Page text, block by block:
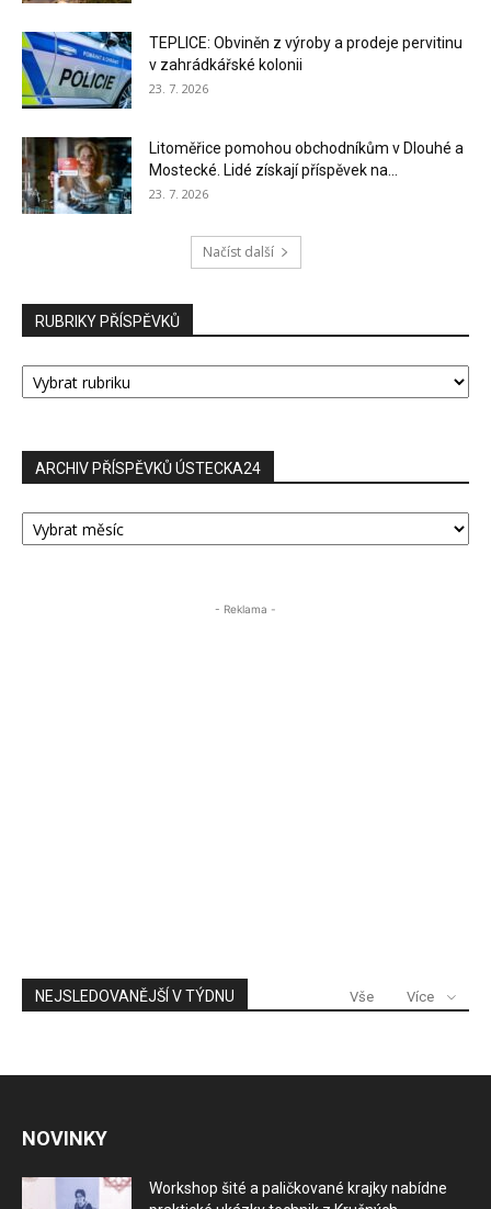
TEPLICE: Obviněn z výroby a prodeje pervitinu
v zahrádkářské kolonii
23. 7. 2026
Litoměřice pomohou obchodníkům v Dlouhé a
Mostecké. Lidé získají příspěvek na...
23. 7. 2026
Načíst další
RUBRIKY PŘÍSPĚVKŮ
RUBRIKY
PŘÍSPĚVKŮ
ARCHIV PŘÍSPĚVKŮ ÚSTECKA24
ARCHIV
PŘÍSPĚVKŮ
- Reklama -
NEJSLEDOVANĚJŠÍ V TÝDNU Vše Více
NOVINKY
Workshop šité a paličkované krajky nabídne